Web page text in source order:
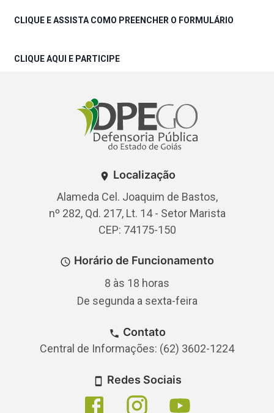
CLIQUE E ASSISTA COMO PREENCHER O FORMULÁRIO
CLIQUE AQUI E PARTICIPE
Localização
Alameda Cel. Joaquim de Bastos,
nº 282, Qd. 217, Lt. 14 - Setor Marista
CEP: 74175-150
Horário de Funcionamento
8 às 18 horas
De segunda a sexta-feira
Contato
Central de Informações: (62) 3602-1224
Redes Sociais